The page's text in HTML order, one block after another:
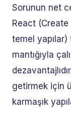
Sorunun net
React
temel
mantığıyla
getirmek için
karmaşık